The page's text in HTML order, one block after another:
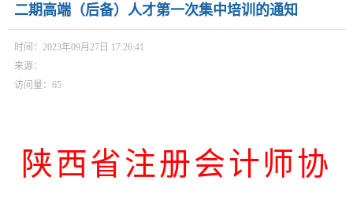
二期高端（后备）人才第一次集中培训的通知
时间：2023年09月27日 17:26:41
来源：
访问量： 65
陕西省注册会计师协